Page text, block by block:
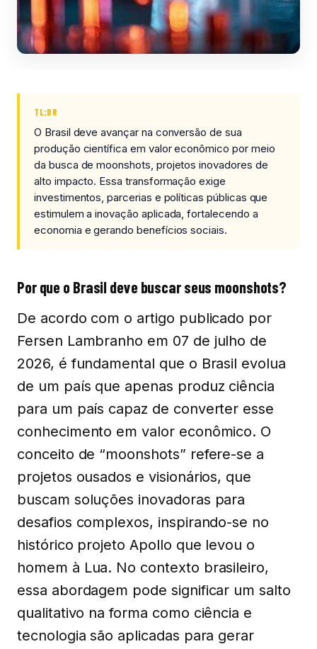
TL;DR
O Brasil deve avançar na conversão de sua
produção científica em valor econômico por meio
da busca de moonshots, projetos inovadores de
alto impacto. Essa transformação exige
investimentos, parcerias e políticas públicas que
estimulem a inovação aplicada, fortalecendo a
economia e gerando benefícios sociais.
Por que o Brasil deve buscar seus moonshots?
De acordo com o artigo publicado por
Fersen Lambranho em 07 de julho de
2026, é fundamental que o Brasil evolua
de um país que apenas produz ciência
para um país capaz de converter esse
conhecimento em valor econômico. O
conceito de “moonshots” refere-se a
projetos ousados e visionários, que
buscam soluções inovadoras para
desafios complexos, inspirando-se no
histórico projeto Apollo que levou o
homem à Lua. No contexto brasileiro,
essa abordagem pode significar um salto
qualitativo na forma como ciência e
tecnologia são aplicadas para gerar